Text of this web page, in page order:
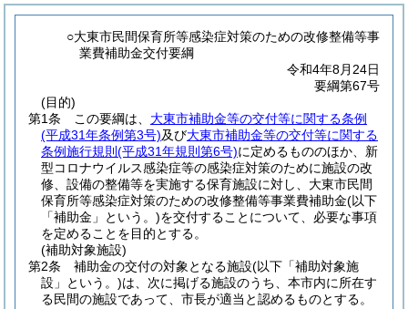
○大東市民間保育所等感染症対策のための改修整備等事
業費補助金交付要綱
令和4年8月24日
要綱第67号
(目的)
第1条
この要綱は、 大東市補助金等の交付等に関する条例
(平成31年条例第3号)及び大東市補助金等の交付等に関する
条例施行規則 (平成31年規則第6号)に定めるもののほか、新
型コロナウイルス感染症等の感染症対策のために施設の改
修、設備の整備等を実施する保育施設に対し、大東市民間
保育所等感染症対策のための改修整備等事業費補助金(以下
「補助金」という。)を交付することについて、必要な事項
を定めることを目的とする。
(補助対象施設)
第2条
補助金の交付の対象となる施設(以下「補助対象施
設」という。)は、次に掲げる施設のうち、本市内に所在す
る民間の施設であって、市長が適当と認めるものとする。